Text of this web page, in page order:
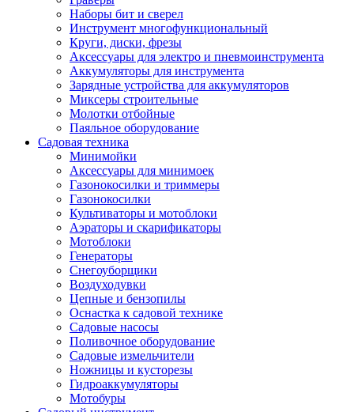
Телевизоры и мониторы автомобильные
Аксессуары
Автолампы
Автомобильные провода, кабели,
Автомобильный инструмент
Автохимия
Аккумуляторы, зарядные устройства,
Домкраты
Компрессоры и манометры
Разветвители и адаптеры прикуривателя
Термохолодильники
Шумоизоляция
Щетки стеклоочистителей
Прочие аксессуары для автомобилей
Велосипеды и самокаты
Электротранспорт
Радиоуправляемые модели
Аксессуары для велосипедов
аксессуары для радиоуправляемых моделей
Расходные материалы
Бумага разная
Бумага для офисной техники
Бумага для профессиональной печати
Фотобумага
Наклейки
Термобумага
Наборы бит и сверел
Инструмент многофункциональный
Круги, диски, фрезы
Аксессуары для электро и пневмоинструмента
Аккумуляторы для инструмента
Зарядные устройства для аккумуляторов
Миксеры строительные
Молотки отбойные
Паяльное оборудование
Садовая техника
Минимойки
Аксессуары для минимоек
Газонокосилки и триммеры
Газонокосилки
Культиваторы и мотоблоки
Аэраторы и скарификаторы
Мотоблоки
Генераторы
Снегоуборщики
Воздуходувки
Цепные и бензопилы
Оснастка к садовой технике
Садовые насосы
Поливочное оборудование
Садовые измельчители
Ножницы и кусторезы
Гидроаккумуляторы
Мотобуры